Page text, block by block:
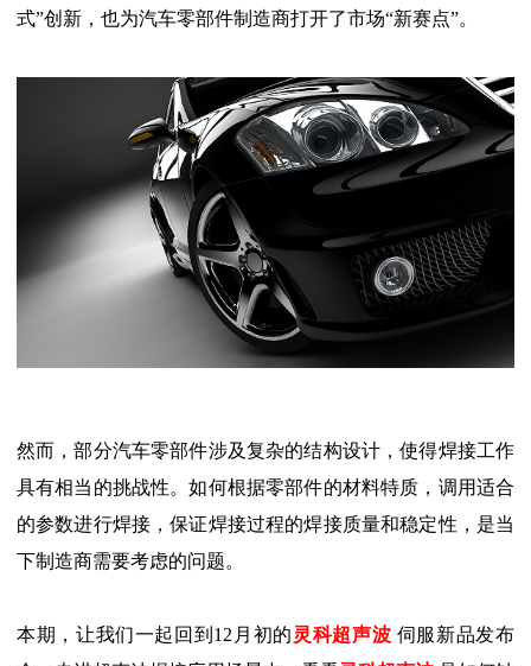
式”创新，也为汽车零部件制造商打开了市场“新赛点”。
然而，部分汽车零部件涉及复杂的结构设计，使得焊接工作
具有相当的挑战性。如何根据零部件的材料特质，调用适合
的参数进行焊接，保证焊接过程的焊接质量和稳定性，是当
下制造商需要考虑的问题。
本期，让我们一起回到12月初的 灵科超声波 伺服新品发布